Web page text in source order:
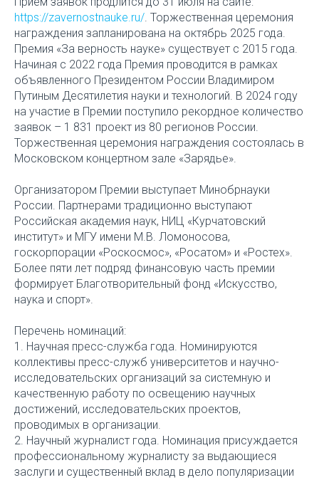
https://zavernostnauke.ru/. Торжественная церемония
награждения запланирована на октябрь 2025 года.
Премия «За верность науке» существует с 2015 года.
Начиная с 2022 года Премия проводится в рамках
объявленного Президентом России Владимиром
Путиным Десятилетия науки и технологий. В 2024 году
на участие в Премии поступило рекордное количество
заявок – 1 831 проект из 80 регионов России.
Торжественная церемония награждения состоялась в
Московском концертном зале «Зарядье».
Организатором Премии выступает Минобрнауки
России. Партнерами традиционно выступают
Российская академия наук, НИЦ «Курчатовский
институт» и МГУ имени М.В. Ломоносова,
госкорпорации «Роскосмос», «Росатом» и «Ростех».
Более пяти лет подряд финансовую часть премии
формирует Благотворительный фонд «Искусство,
наука и спорт».
Перечень номинаций:
1. Научная пресс-служба года. Номинируются
коллективы пресс-служб университетов и научно-
исследовательских организаций за системную и
качественную работу по освещению научных
достижений, исследовательских проектов,
проводимых в организации.
2. Научный журналист года. Номинация присуждается
профессиональному журналисту за выдающиеся
заслуги и существенный вклад в дело популяризации